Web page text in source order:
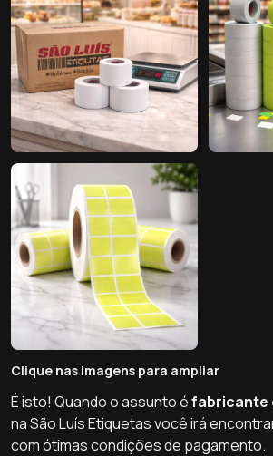
Clique nas imagens para ampliar
É isto! Quando o assunto éfabricante
na São Luís Etiquetas você irá
com ótimas condições de pagamento.